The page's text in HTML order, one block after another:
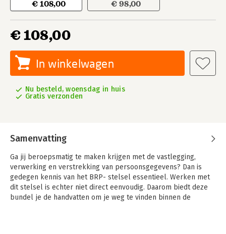
€ 108,00 € 98,00
€ 108,00
In winkelwagen
Nu besteld, woensdag in huis
Gratis verzonden
Samenvatting
Ga jij beroepsmatig te maken krijgen met de vastlegging,
verwerking en verstrekking van persoonsgegevens? Dan is
gedegen kennis van het BRP- stelsel essentieel. Werken met
dit stelsel is echter niet direct eenvoudig. Daarom biedt deze
bundel je de handvatten om je weg te vinden binnen de